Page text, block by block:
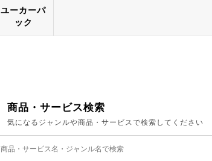
ユーカーパ
ック
商品・サービス検索
気になるジャンルや商品・サービスで検索してください